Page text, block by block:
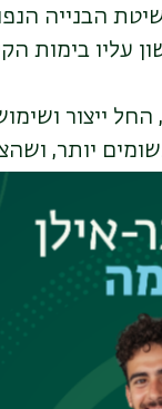
עליו בימות
שני בשנת 70 לספירה,
יותר,
בעקבות
האוויר
אסלאמית". במחצית
בנייה
השינוע לאזור
ובראשית המאה ה-20